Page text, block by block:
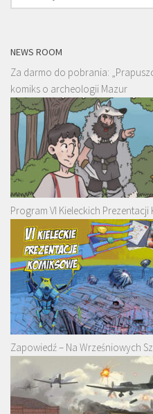
NEWS ROOM
Za darmo do pobrania:
komiks o archeologii Mazur
Program VI Kieleckich
Zapowiedź – Na Wrześniowych